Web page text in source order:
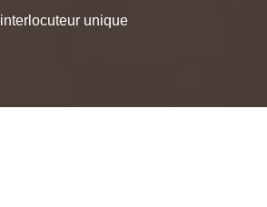
interlocuteur unique